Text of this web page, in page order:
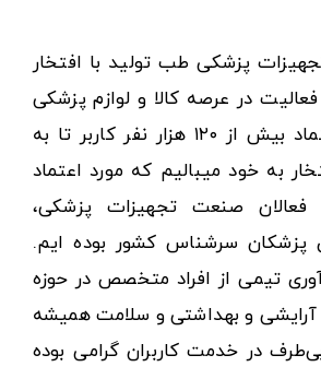
پزشکی طب تولید با افتخار
۱۰ سال فعالیت در عرصه کالا و لوازم پزشکی
توانسته مورد اعتماد بیش از ۱۲۰ هزار نفر کاربر تا به
به خود میبالیم که مورد اعتماد
فعالان صنعت تجهیزات پزشکی،
سرشناس کشور بوده ایم.
تیمی از افراد متخصص در حوزه
و بهداشتی و سلامت همیشه
در خدمت کاربران گرامی بوده